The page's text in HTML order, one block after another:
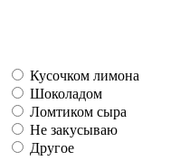
Кусочком лимона
Шоколадом
Ломтиком сыра
Не закусываю
Другое